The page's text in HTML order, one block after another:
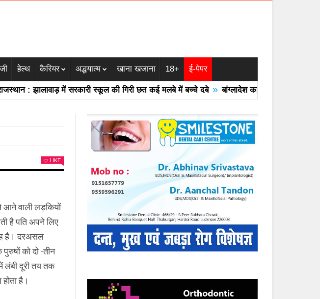
हेल्थ कैरियर अद्धयात्म खाना खजाना 18+ ई-पेपर
: झालावाड़ में सरकारी स्कूल की गिरी छत कई मलबे में बच्चे दबे » बांग्लादेश का एयरफोर्स का F -7 ट्रेनर
LIKE
आने वाली लड़कियों
है पति अपने लिए
है। दरअसल
को दो -तीन
लंबी दूरी तय तक
है।